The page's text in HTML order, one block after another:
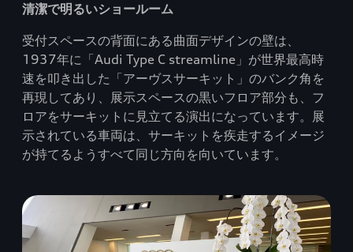
清潔で明るいショールーム
受付スペースの背面にある曲面デザインの壁は、
1937年に「Audi Type C streamline」が世界最高時
速を叩き出した「アーヴスサーキット」のバンク角を
再現してあり、展示スペースの黒いフロア部分も、フ
ロアをサーキットに見立てる演出になっています。展
示されている車両は、サーキットを疾走するイメージ
が持てるようすべて同じ方向を向いています。